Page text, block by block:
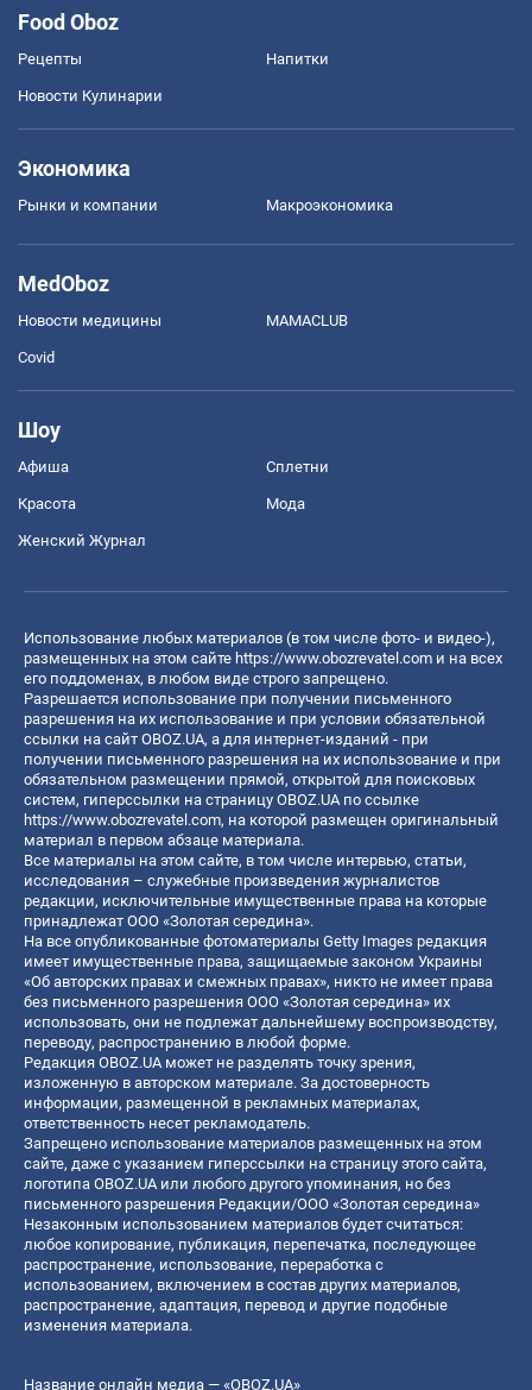
Food Oboz
Рецепты Напитки
Новости Кулинарии
Экономика
Рынки и компании Mакроэкономика
MedOboz
Новости медицины MAMACLUB
Covid
Шоу
Афиша Сплетни
Красота Мода
Женский Журнал
Использование любых материалов (в том числе фото- и видео-),
размещенных на этом сайте https://www.obozrevatel.com и на всех
его поддоменах, в любом виде строго запрещено.
Разрешается использование при получении письменного
разрешения на их использование и при условии обязательной
ссылки на сайт OBOZ.UA, а для интернет-изданий - при
получении письменного разрешения на их использование и при
обязательном размещении прямой, открытой для поисковых
систем, гиперссылки на страницу OBOZ.UA по ссылке
https://www.obozrevatel.com, на которой размещен оригинальный
материал в первом абзаце материала.
Все материалы на этом сайте, в том числе интервью, статьи,
исследования – служебные произведения журналистов
редакции, исключительные имущественные права на которые
принадлежат ООО «Золотая середина».
На все опубликованные фотоматериалы Getty Images редакция
имеет имущественные права, защищаемые законом Украины
«Об авторских правах и смежных правах», никто не имеет права
без письменного разрешения ООО «Золотая середина» их
использовать, они не подлежат дальнейшему воспроизводству,
переводу, распространению в любой форме.
Редакция OBOZ.UA может не разделять точку зрения,
изложенную в авторском материале. За достоверность
информации, размещенной в рекламных материалах,
ответственность несет рекламодатель.
Запрещено использование материалов размещенных на этом
сайте, даже с указанием гиперссылки на страницу этого сайта,
логотипа OBOZ.UA или любого другого упоминания, но без
письменного разрешения Редакции/ООО «Золотая середина»
Незаконным использованием материалов будет считаться:
любое копирование, публикация, перепечатка, последующее
распространение, использование, переработка с
использованием, включением в состав других материалов,
распространение, адаптация, перевод и другие подобные
изменения материала.
Название онлайн медиа — «OBOZ.UA»